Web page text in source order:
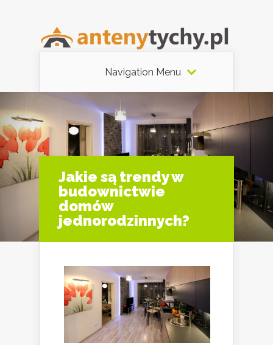
Navigation Menu
Jakie są trendy w
budownictwie
domów
jednorodzinnych?